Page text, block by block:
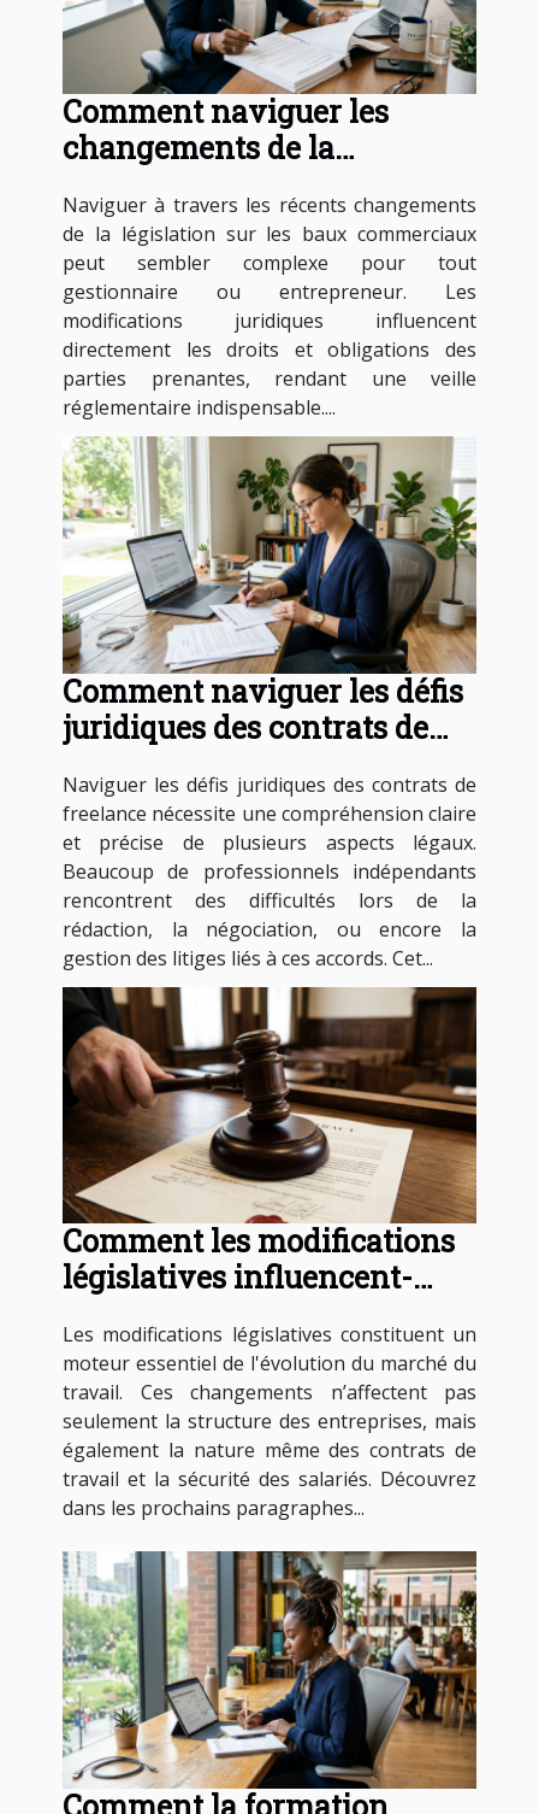
Comment naviguer les
changements de la
commerciaux ?
Naviguer à travers les récents changements
de la législation sur les baux commerciaux
peut sembler complexe pour tout
gestionnaire ou entrepreneur. Les
modifications juridiques influencent
directement les droits et obligations des
parties prenantes, rendant une veille
réglementaire indispensable....
Comment naviguer les défis
juridiques des contrats de
Naviguer les défis juridiques des contrats de
freelance nécessite une compréhension claire
et précise de plusieurs aspects légaux.
Beaucoup de professionnels indépendants
rencontrent des difficultés lors de la
rédaction, la négociation, ou encore la
gestion des litiges liés à ces accords. Cet...
Comment les modifications
législatives influencent-
Les modifications législatives constituent un
moteur essentiel de l'évolution du marché du
travail. Ces changements n’affectent pas
seulement la structure des entreprises, mais
également la nature même des contrats de
travail et la sécurité des salariés. Découvrez
dans les prochains paragraphes...